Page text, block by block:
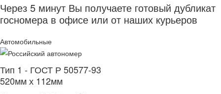
Через 5 минут Вы получаете готовый дубликат
госномера в офисе или от наших курьеров
Автомобильные
Тип 1 - ГОСТ Р 50577-93
520мм х 112мм